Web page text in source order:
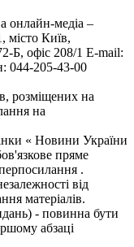
онлайн-медіа –
місто Київ,
офіс 208/1 E-mail:
044-205-43-00
розміщених на
на
« Новини України
пряме
.
від
матеріалів.
- повинна бути
абзаці